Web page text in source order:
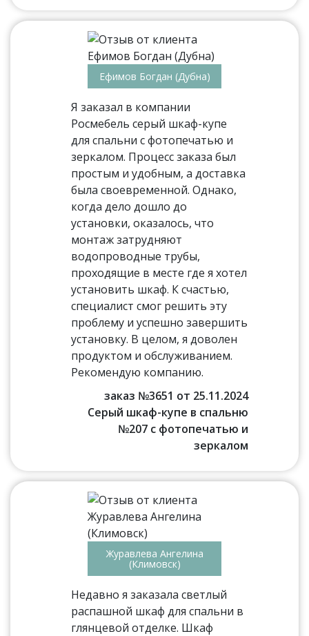
Ефимов Богдан (Дубна)
Я заказал в компании
Росмебель серый шкаф-купе
для спальни с фотопечатью и
зеркалом. Процесс заказа был
простым и удобным, а доставка
была своевременной. Однако,
когда дело дошло до
установки, оказалось, что
монтаж затрудняют
водопроводные трубы,
проходящие в месте где я хотел
установить шкаф. К счастью,
специалист смог решить эту
проблему и успешно завершить
установку. В целом, я доволен
продуктом и обслуживанием.
Рекомендую компанию.
заказ №3651 от 25.11.2024
Серый шкаф-купе в спальню
№207 с фотопечатью и
зеркалом
Журавлева Ангелина
(Климовск)
Недавно я заказала светлый
распашной шкаф для спальни в
глянцевой отделке. Шкаф